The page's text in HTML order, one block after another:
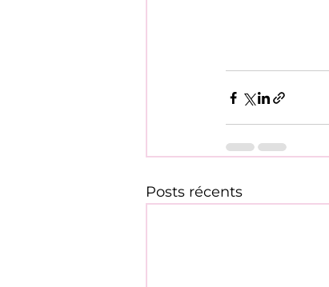
Posts récents